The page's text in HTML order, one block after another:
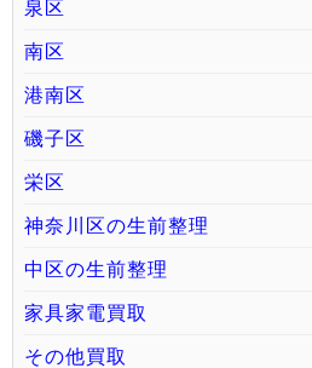
泉区
南区
港南区
磯子区
栄区
神奈川区の生前整理
中区の生前整理
家具家電買取
その他買取